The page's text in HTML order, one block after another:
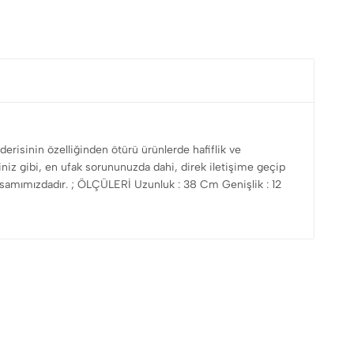
özelliğinden ötürü ürünlerde hafiflik ve
gibi, en ufak sorununuzda dahi, direk iletişime geçip
; ÖLÇÜLERİ Uzunluk : 38 Cm Genişlik : 12